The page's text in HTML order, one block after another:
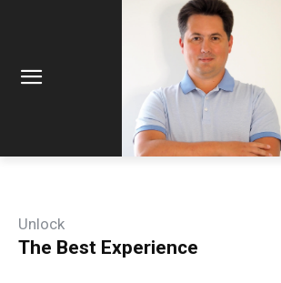
Unlock
The Best Experience